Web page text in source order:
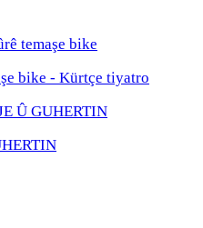
bike - Kürtçe tiyatro